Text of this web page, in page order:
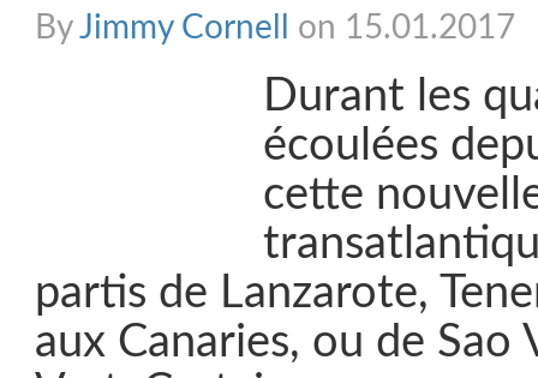
ByJimmy Cornell on 15.01.2017
Durant les
écoulées
cette
partis de Lanzarote,
aux Canaries, ou de Sao